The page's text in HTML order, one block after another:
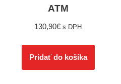
ATM
130,90€ s DPH
Pridať do košíka